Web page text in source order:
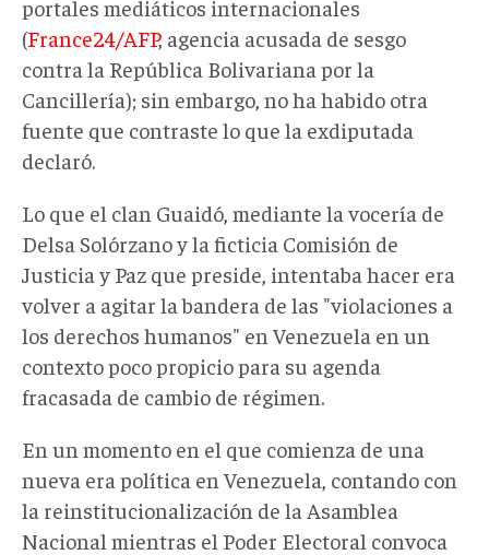
portales mediáticos internacionales
(France24/AFP, agencia acusada de sesgo
contra la República Bolivariana por la
Cancillería); sin embargo, no ha habido otra
fuente que contraste lo que la exdiputada
declaró.
Lo que el clan Guaidó, mediante la vocería de
Delsa Solórzano y la ficticia Comisión de
Justicia y Paz que preside, intentaba hacer era
volver a agitar la bandera de las "violaciones a
los derechos humanos" en Venezuela en un
contexto poco propicio para su agenda
fracasada de cambio de régimen.
En un momento en el que comienza de una
nueva era política en Venezuela, contando con
la reinstitucionalización de la Asamblea
Nacional mientras el Poder Electoral convoca